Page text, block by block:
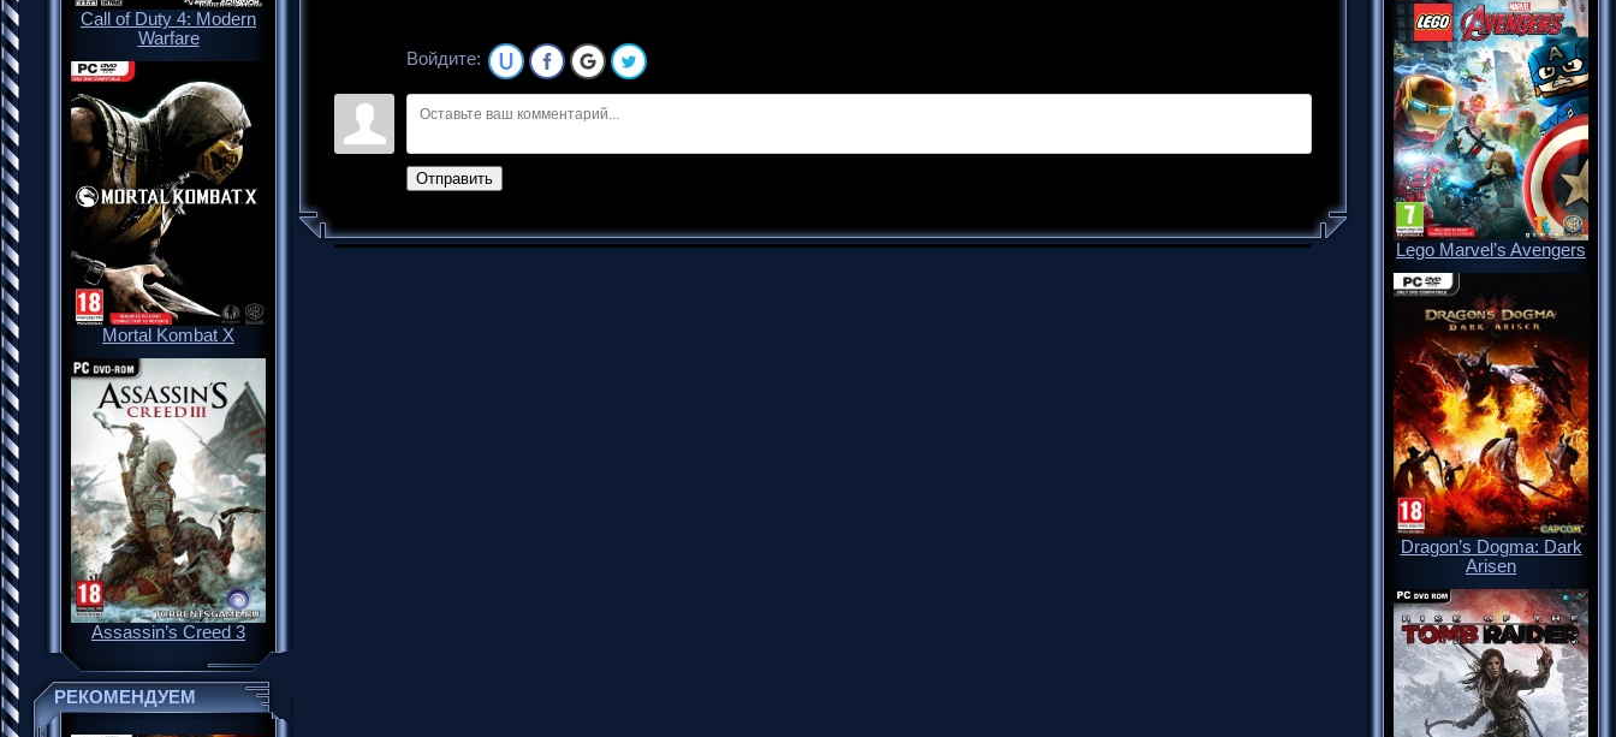
Call of Duty 4: Modern
Warfare
Mortal Kombat X
Assassin’s Creed 3
РЕКОМЕНДУЕМ
Войдите:
Отправить
Lego Marvel’s Avengers
Dragon’s Dogma: Dark
Arisen